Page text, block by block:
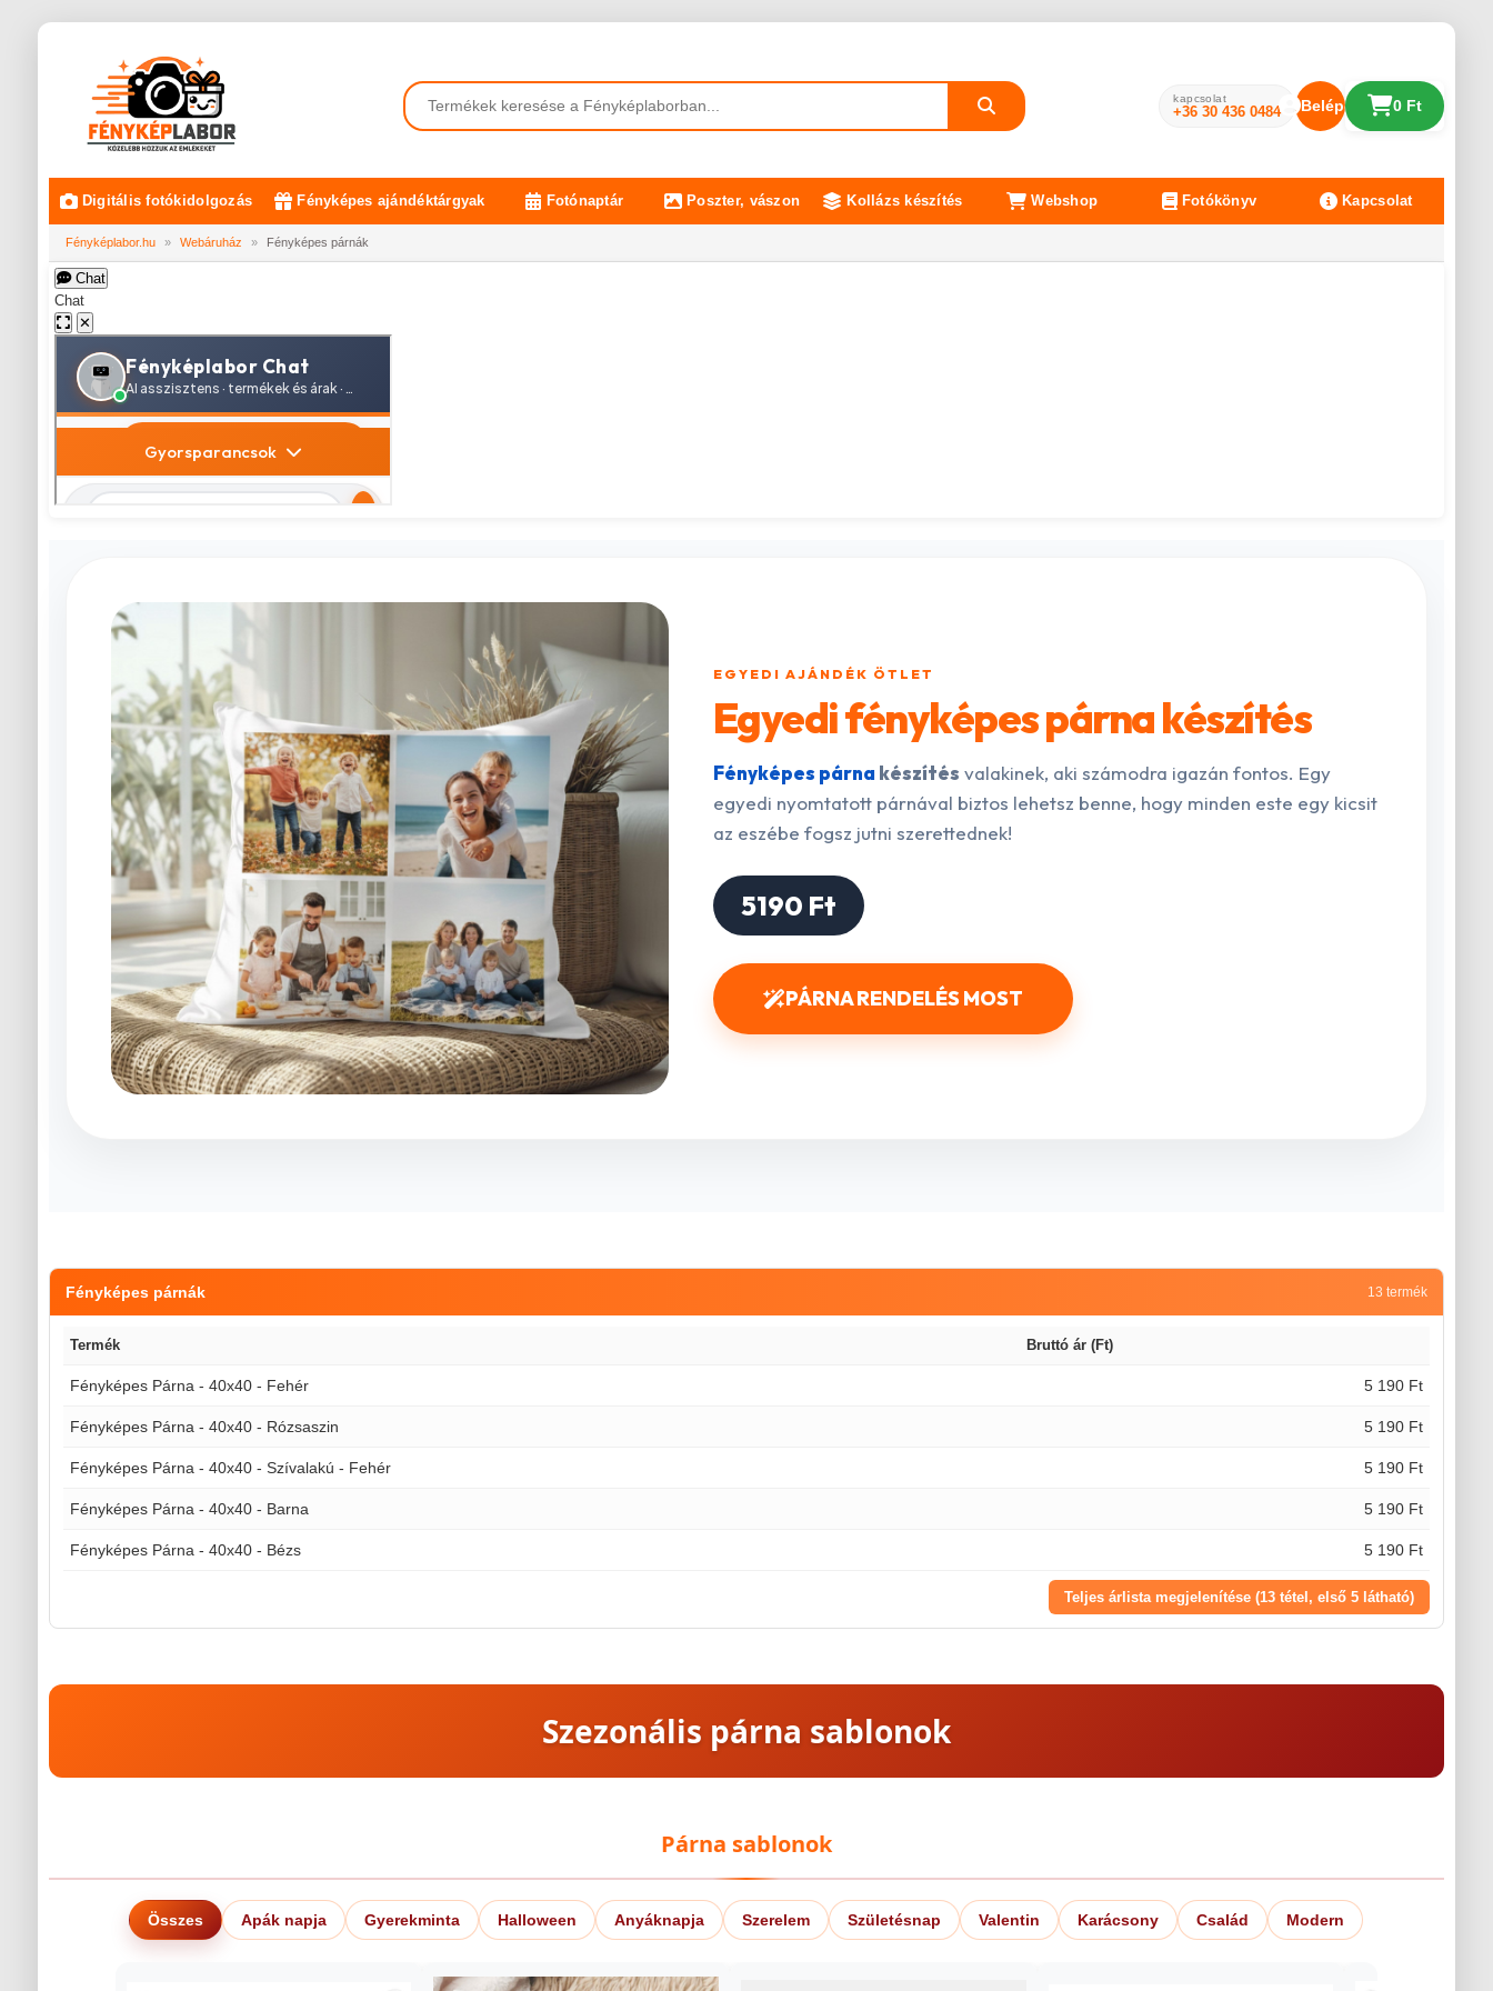
kapcsolat
+36 30 436 0484 Belépés 0 Ft
Digitális fotókidolgozás Fényképes ajándéktárgyak Fotónaptár Poszter, vászon Kollázs készítés Webshop Fotókönyv Kapcsolat
Fényképlabor.hu » Webáruház » Fényképes párnák
Chat
Chat
✕
EGYEDI AJÁNDÉK ÖTLET
Egyedi fényképes párna készítés
Fényképes párna készítés valakinek, aki számodra igazán fontos. Egy
egyedi nyomtatott párnával biztos lehetsz benne, hogy minden este egy kicsit
az eszébe fogsz jutni szerettednek!
5190 Ft
PÁRNA RENDELÉS MOST
Fényképes párnák 13 termék
Termék Bruttó ár (Ft)
Fényképes Párna - 40x40 - Fehér 5 190 Ft
Fényképes Párna - 40x40 - Rózsaszin 5 190 Ft
Fényképes Párna - 40x40 - Szívalakú - Fehér 5 190 Ft
Fényképes Párna - 40x40 - Barna 5 190 Ft
Fényképes Párna - 40x40 - Bézs 5 190 Ft
Teljes árlista megjelenítése (13 tétel, első 5 látható)
Szezonális párna sablonok
Párna sablonok
Összes Apák napja Gyerekminta Halloween Anyáknapja Szerelem Születésnap Valentin Karácsony Család Modern